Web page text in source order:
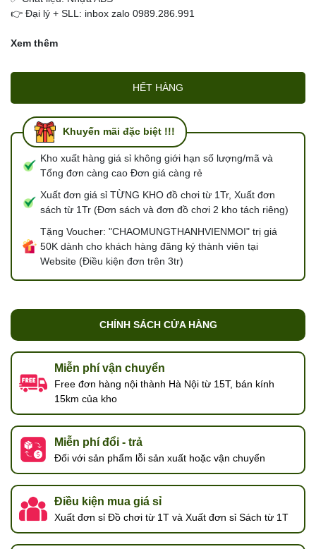
👉 Đại lý + SLL: inbox zalo 0989.286.991
Xem thêm
HẾT HÀNG
Khuyến mãi đặc biệt !!!
Kho xuất hàng giá sỉ không giới hạn số lượng/mã và
Tổng đơn càng cao Đơn giá càng rẻ
Xuất đơn giá sỉ TỪNG KHO đồ chơi từ 1Tr, Xuất đơn
sách từ 1Tr (Đơn sách và đơn đồ chơi 2 kho tách riêng)
Tặng Voucher: "CHAOMUNGTHANHVIENMOI" trị giá
50K dành cho khách hàng đăng ký thành viên tại
Website (Điều kiện đơn trên 3tr)
CHÍNH SÁCH CỬA HÀNG
Miễn phí vận chuyển
Free đơn hàng nội thành Hà Nội từ 15T, bán kính
15km của kho
Miễn phí đổi - trả
Đối với sản phẩm lỗi sản xuất hoặc vận chuyển
Điều kiện mua giá sỉ
Xuất đơn sỉ Đồ chơi từ 1T và Xuất đơn sỉ Sách từ 1T